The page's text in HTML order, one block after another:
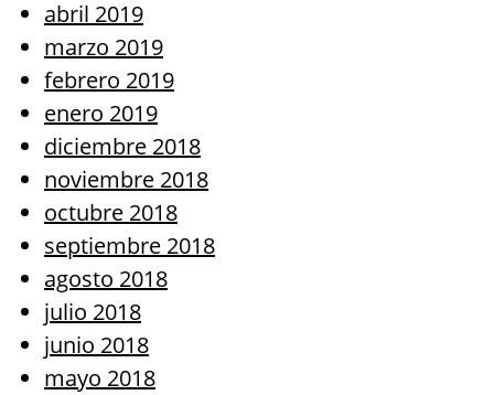
abril 2019
marzo 2019
febrero 2019
enero 2019
diciembre 2018
noviembre 2018
octubre 2018
septiembre 2018
agosto 2018
julio 2018
junio 2018
mayo 2018